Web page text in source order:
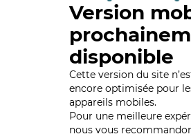
Version
disponible
Cette version du site
encore optimisée pour
appareils mobiles.
Pour une meilleure
nous vous